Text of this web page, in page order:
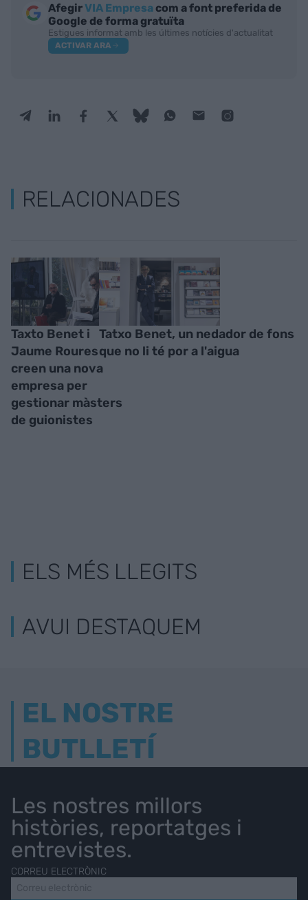
AfegirVIA Empresa com a font preferida de
Google de forma gratuïta
Estigues informat amb les últimes notícies d'actualitat
ACTIVAR ARA
RELACIONADES
Taxto Benet i
Jaume Roures
creen una nova
empresa per
gestionar màsters
de guionistes
Tatxo Benet, un nedador de fons
que no li té por a l'aigua
ELS MÉS LLEGITS
AVUI DESTAQUEM
EL NOSTRE
BUTLLETÍ
Les nostres millors
històries, reportatges i
entrevistes.
CORREU ELECTRÒNIC